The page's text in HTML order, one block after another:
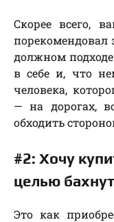
Скорее всего,
порекомендовал
должном
в себе и, что
человека,
— на дорогах,
обходить
#2: Хочу
целью
Это как